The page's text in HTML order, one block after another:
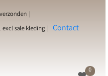
|
excl sale kleding | Contact
0